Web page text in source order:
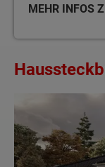
MEHR INFOS